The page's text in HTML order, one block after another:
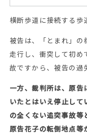
横断歩道に接続する歩
被告は、「とまれ」の
走行し、衝突して初め
故ですから、被告の過
一方、裁判所は、原告
いたとはいえ停止して
の全くない追突事故等
原告花子の転倒地点等